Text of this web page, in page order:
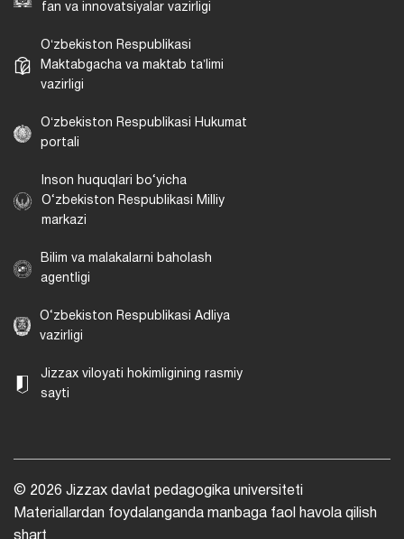
fan va innovatsiyalar vazirligi
Oʻzbekiston Respublikasi
Maktabgacha va maktab taʼlimi
vazirligi
Oʻzbekiston Respublikasi Hukumat
portali
Inson huquqlari bo‘yicha
O‘zbekiston Respublikasi Milliy
markazi
Bilim va malakalarni baholash
agentligi
O‘zbekiston Respublikasi Adliya
vazirligi
Jizzax viloyati hokimligining rasmiy
sayti
© 2026 Jizzax davlat pedagogika universiteti
Materiallardan foydalanganda manbaga faol havola qilish
shart